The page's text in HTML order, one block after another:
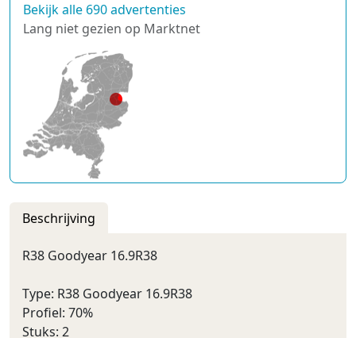
Bekijk alle 690 advertenties
Lang niet gezien op Marktnet
Beschrijving
R38 Goodyear 16.9R38
Type: R38 Goodyear 16.9R38
Profiel: 70%
Stuks: 2